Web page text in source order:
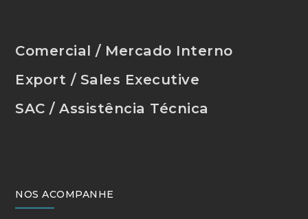
Comercial / Mercado Interno
Export / Sales Executive
SAC / Assistência Técnica
NOS ACOMPANHE